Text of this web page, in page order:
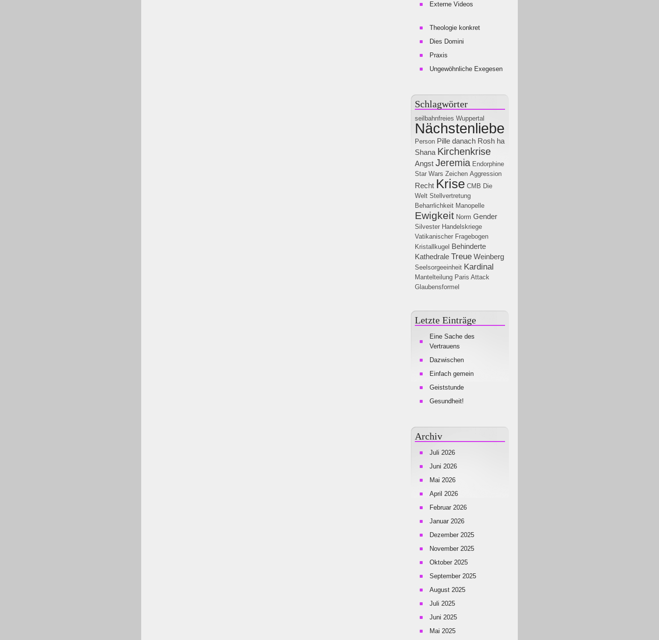
Externe Videos
Theologie konkret
Dies Domini
Praxis
Ungewöhnliche Exegesen
Schlagwörter
seilbahnfreies Wuppertal
Nächstenliebe
Person Pille danach Rosh ha
Shana Kirchenkrise
Angst Jeremia Endorphine
Star Wars Zeichen Aggression
Recht Krise CMB Die
Welt Stellvertretung
Beharrlichkeit Manopelle
Ewigkeit Norm Gender
Silvester Handelskriege
Vatikanischer Fragebogen
Kristallkugel Behinderte
Kathedrale Treue Weinberg
Seelsorgeeinheit Kardinal
Mantelteilung Paris Attack
Glaubensformel
Letzte Einträge
Eine Sache des
Vertrauens
Dazwischen
Einfach gemein
Geiststunde
Gesundheit!
Archiv
Juli 2026
Juni 2026
Mai 2026
April 2026
Februar 2026
Januar 2026
Dezember 2025
November 2025
Oktober 2025
September 2025
August 2025
Juli 2025
Juni 2025
Mai 2025